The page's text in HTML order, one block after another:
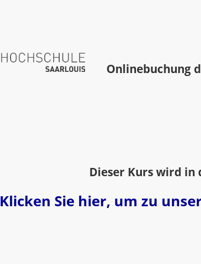
Onlinebuchung
Dieser Kurs wird in
Klicken Sie hier, um zu